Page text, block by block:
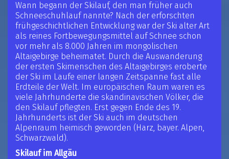
Wann begann der Skilauf, den man früher auch
Schneeschuhlauf nannte? Nach der erforschten
frühgeschichtlichen Entwicklung war der Ski alter Art
als reines Fortbewegungsmittel auf Schnee schon
vor mehr als 8.000 Jahren im mongolischen
Altaigebirge beheimatet. Durch die Auswanderung
der ersten Skimenschen des Altaigebirges eroberte
der Ski im Laufe einer langen Zeitspanne fast alle
Erdteile der Welt. Im europäischen Raum waren es
viele Jahrhunderte die skandinavischen Völker, die
den Skilauf pflegten. Erst gegen Ende des 19.
Jahrhunderts ist der Ski auch im deutschen
Alpenraum heimisch geworden (Harz, bayer. Alpen,
Schwarzwald).
Skilauf im Allgäu